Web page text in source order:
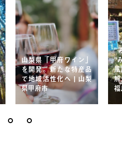
山梨県「甲府ワイン」
を開発。新たな特産品
で地域活性化へ | 山梨
県甲府市
"
"